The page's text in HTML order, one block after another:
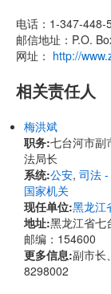
电话：1-347-448-
邮信地址：P.O.
网址： http://
相关责任人
梅洪斌
职务:七台河市副
法局长
系统:公安, 司法 -
国家机关
现任单位:黑龙江
地址:黑龙江省七
邮编：154600
更多信息:副市长
8298002